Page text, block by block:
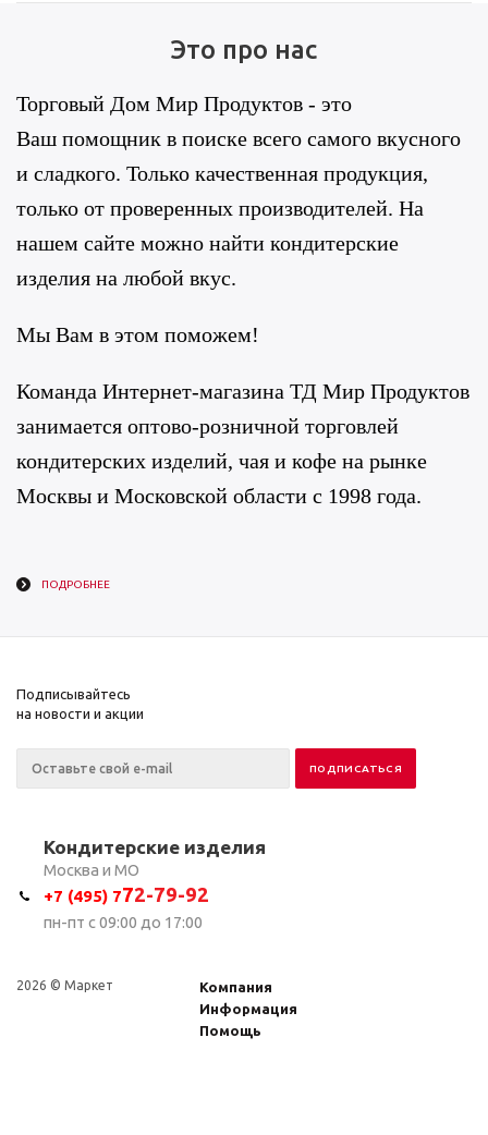
Это про нас
Торговый Дом Мир Продуктов - это
Ваш помощник в поиске всего самого вкусного
и сладкого. Только качественная продукция,
только от проверенных производителей. На
нашем сайте можно найти кондитерские
изделия на любой вкус.
Мы Вам в этом поможем!
Команда Интернет-магазина ТД Мир Продуктов
занимается оптово-розничной торговлей
кондитерских изделий, чая и кофе на рынке
Москвы и Московской области с 1998 года.
ПОДРОБНЕЕ
Подписывайтесь
на новости и акции
Кондитерские изделия
Москва и МО
+7 (495) 772-79-92
пн-пт с 09:00 до 17:00
2026 © Маркет
Компания
Информация
Помощь